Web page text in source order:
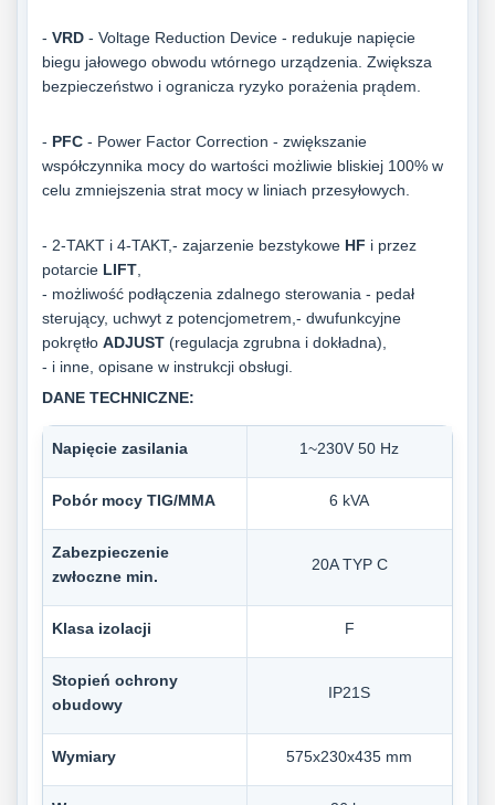
- VRD - Voltage Reduction Device - redukuje napięcie
biegu jałowego obwodu wtórnego urządzenia. Zwiększa
bezpieczeństwo i ogranicza ryzyko porażenia prądem.
- PFC - Power Factor Correction - zwiększanie
współczynnika mocy do wartości możliwie bliskiej 100% w
celu zmniejszenia strat mocy w liniach przesyłowych.
- 2-TAKT i 4-TAKT,- zajarzenie bezstykowe HF i przez
potarcie LIFT,
- możliwość podłączenia zdalnego sterowania - pedał
sterujący, uchwyt z potencjometrem, - dwufunkcyjne
pokrętło ADJUST(regulacja zgrubna i dokładna),
- i inne, opisane w instrukcji obsługi.
DANE TECHNICZNE:
Napięcie zasilania 1~230V 50 Hz
Pobór mocy TIG/MMA 6 kVA
Zabezpieczenie
zwłoczne min.
20A TYP C
Klasa izolacji F
Stopień ochrony
obudowy
IP21S
Wymiary 575x230x435 mm